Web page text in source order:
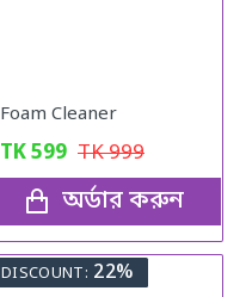
Foam Cleaner
TK599 TK999
অর্ডার করুন
DISCOUNT: 22%